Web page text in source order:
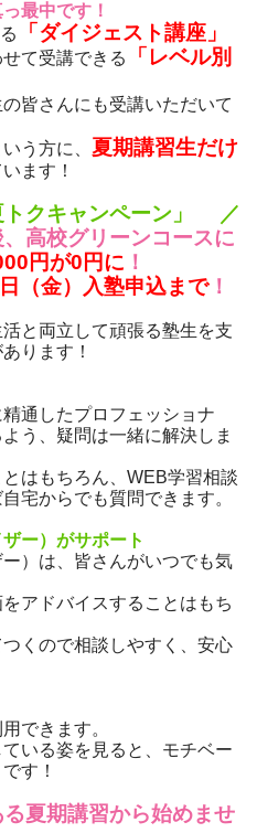
最中です！
「ダイジェスト講座」
て受講できる
「レベル別
皆さんにも受講いただいて
う方に、 夏期講習生だけ
ます！
クキャンペーン」 ／
高校グリーンコースに
円が0円に ！
（金）入塾申込まで！
と両立して頑張る塾生を支
ります！
通したプロフェッショナ
う、疑問は一緒に解決しま
はもちろん、WEB学習相談
宅からでも質問できます。
ー）がサポート
）は、皆さんがいつでも気
アドバイスすることはもち
くので相談しやすく、安心
できます。
いる姿を見ると、モチベー
す！
夏期講習から始めませ